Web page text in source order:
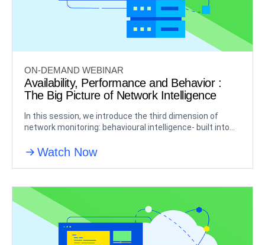
ON-DEMAND WEBINAR
Availability, Performance and Behavior :
The Big Picture of Network Intelligence
In this session, we introduce the third dimension of
network monitoring: behavioural intelligence- built into
Watch Now